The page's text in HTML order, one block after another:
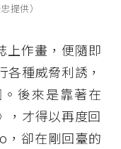
提供）
上作畫，便隨即
種威脅利誘，
後來是靠著在
，才得以再度回
，卻在剛回臺的